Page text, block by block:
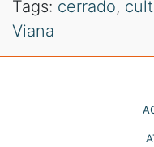
Tags: cerrado,
Viana